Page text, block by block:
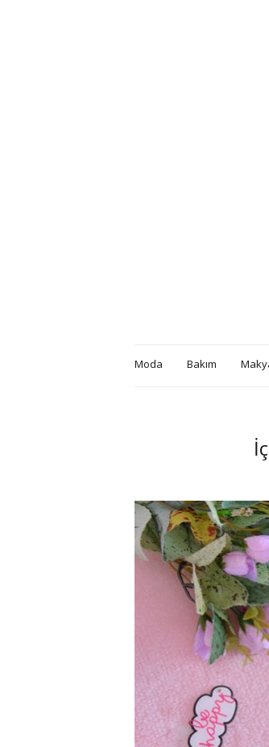
Moda Bakım